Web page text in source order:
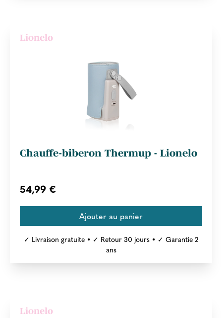
Lionelo
Chauffe-biberon Thermup - Lionelo
54,99 €
✓ Livraison gratuite • ✓ Retour 30 jours • ✓ Garantie 2
ans
Lionelo